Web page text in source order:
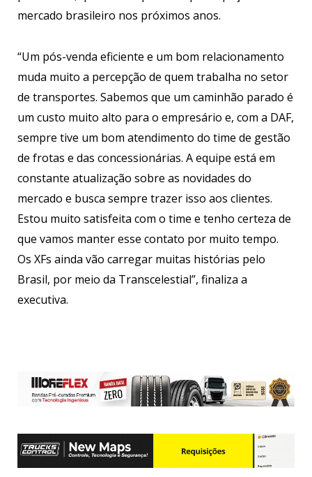
mercado brasileiro nos próximos anos.
“Um pós-venda eficiente e um bom relacionamento
muda muito a percepção de quem trabalha no setor
de transportes. Sabemos que um caminhão parado é
um custo muito alto para o empresário e, com a DAF,
sempre tive um bom atendimento do time de gestão
de frotas e das concessionárias. A equipe está em
constante atualização sobre as novidades do
mercado e busca sempre trazer isso aos clientes.
Estou muito satisfeita com o time e tenho certeza de
que vamos manter esse contato por muito tempo.
Os XFs ainda vão carregar muitas histórias pelo
Brasil, por meio da Transcelestial”, finaliza a
executiva.